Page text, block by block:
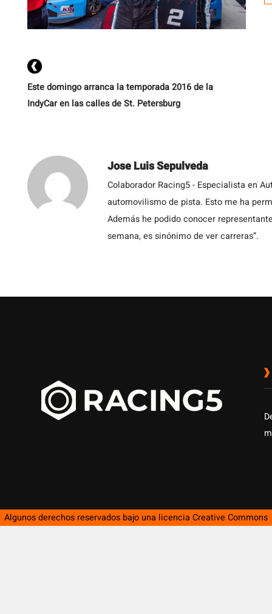
Este domingo arranca la temporada 2016 de la
IndyCar en las calles de St. Petersburg
Jose Luis Sepulveda
Colaborador Racing5 - Especialista en
automovilismo de pista. Esto me ha
Además he podido conocer
semana, es sinónimo de ver carreras”.
Algunos derechos reservados bajo una licencia Creative Commons